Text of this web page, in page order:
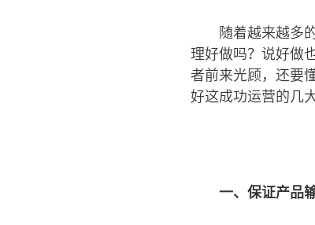
随着越来越多
理好做吗？说好做
者前来光顾，还要
好这成功运营的几
一、保证产品